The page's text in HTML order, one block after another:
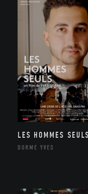
LES HOMMES SEULS
DORME YVES